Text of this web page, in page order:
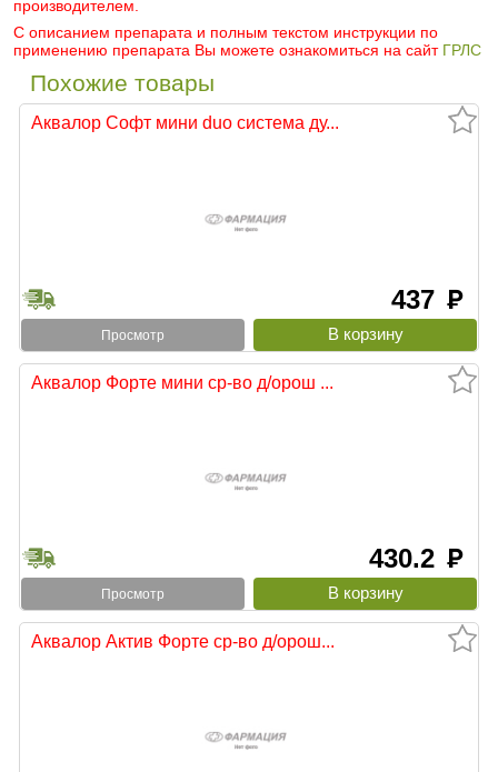
производителем.
С описанием препарата и полным текстом инструкции по
применению препарата Вы можете ознакомиться на сайт ГРЛС
Похожие товары
Аквалор Софт мини duo система ду...
437 руб
Просмотр
Аквалор Форте мини ср-во д/орош ...
430.2 руб
Просмотр
Аквалор Актив Форте ср-во д/орош...